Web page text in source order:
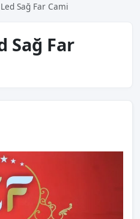
Sağ Far Cami
Sağ Far